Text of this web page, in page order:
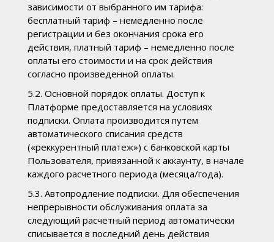
зависимости от выбранного им тарифа:
бесплатный тариф – немедленно после
регистрации и без окончания срока его
действия, платный тариф – немедленно после
оплаты его стоимости и на срок действия
согласно произведенной оплаты.
5.2. Основной порядок оплаты. Доступ к
Платформе предоставляется на условиях
подписки. Оплата производится путем
автоматического списания средств
(«реккурентный платеж») с банковской карты
Пользователя, привязанной к аккаунту, в начале
каждого расчетного периода (месяца/года).
5.3. Автопродление подписки. Для обеспечения
непрерывности обслуживания оплата за
следующий расчетный период автоматически
списывается в последний день действия